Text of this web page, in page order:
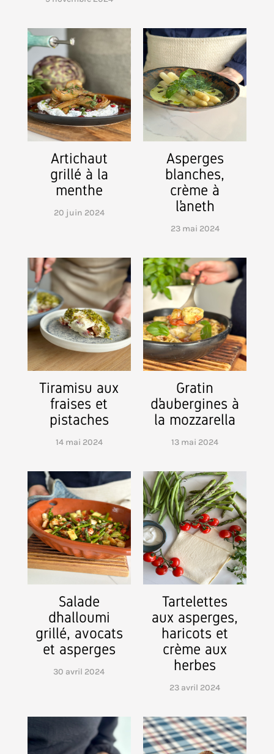
Artichaut
grillé à la
menthe
20 juin 2024
Asperges
blanches,
crème à
l’aneth
23 mai 2024
Tiramisu aux
fraises et
pistaches
14 mai 2024
Gratin
d’aubergines à
la mozzarella
13 mai 2024
Salade
d’halloumi
grillé, avocats
et asperges
30 avril 2024
Tartelettes
aux asperges,
haricots et
crème aux
herbes
23 avril 2024